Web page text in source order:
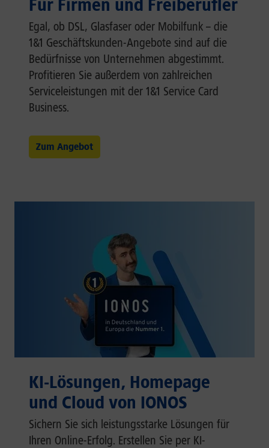
Für Firmen und Freiberufler
Egal, ob DSL, Glasfaser oder Mobilfunk – die
1&1 Geschäftskunden-Angebote sind auf die
Bedürfnisse von Unternehmen abgestimmt.
Profitieren Sie außerdem von zahlreichen
Serviceleistungen mit der 1&1 Service Card
Business.
Zum Angebot
KI-Lösungen, Homepage
und Cloud von IONOS
Sichern Sie sich leistungsstarke Lösungen für
Ihren Online-Erfolg. Erstellen Sie per KI-